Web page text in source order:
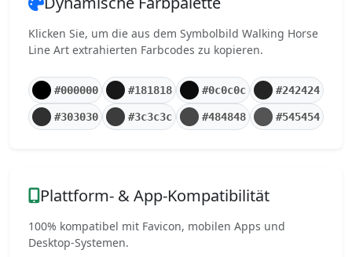
Klicken Sie, um die aus dem Symbolbild Walking Horse
Line Art extrahierten Farbcodes zu kopieren.
#000000 #181818 #0c0c0c #242424
#303030 #3c3c3c #484848 #545454
Plattform- & App-Kompatibilität
100% kompatibel mit Favicon, mobilen Apps und
Desktop-Systemen.